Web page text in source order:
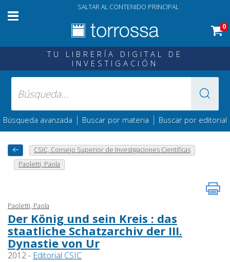
SALTAR AL CONTENIDO PRINCIPAL
0
TU LIBRERÍA DIGITAL DE
INVESTIGACIÓN
Búsqueda avanzada | Buscar por materia | Buscar por editorial
CSIC, Consejo Superior de Investigaciones Científicas
Paoletti, Paola
Paoletti, Paola
Der König und sein Kreis : das
staatliche Schatzarchiv der III.
Dynastie von Ur
2012 - Editorial CSIC